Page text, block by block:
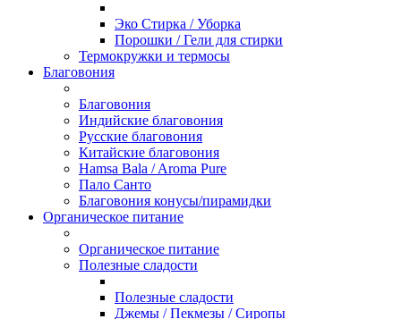
Эко Стирка / Уборка
Порошки / Гели для стирки
Термокружки и термосы
Благовония
Благовония
Индийские благовония
Русские благовония
Китайские благовония
Hamsa Bala / Aroma Pure
Пало Санто
Благовония конусы/пирамидки
Органическое питание
Органическое питание
Полезные сладости
Полезные сладости
Джемы / Пекмезы / Сиропы